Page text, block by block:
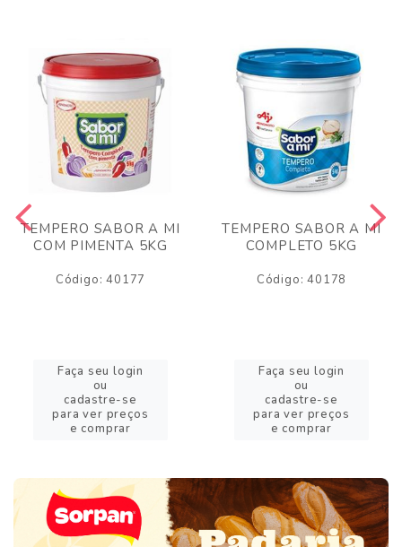
TEMPERO SABOR A MI
COM PIMENTA 5KG
Código: 40177
Faça seu login
ou
cadastre-se
para ver preços
e comprar
TEMPERO SABOR A MI
COMPLETO 5KG
Código: 40178
Faça seu login
ou
cadastre-se
para ver preços
e comprar